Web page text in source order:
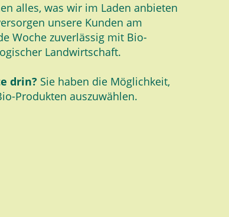
alles, was wir im Laden anbieten
unsere Kunden am
Woche zuverlässig mit Bio-
Landwirtschaft.
drin? Sie haben die Möglichkeit,
Produkten auszuwählen.